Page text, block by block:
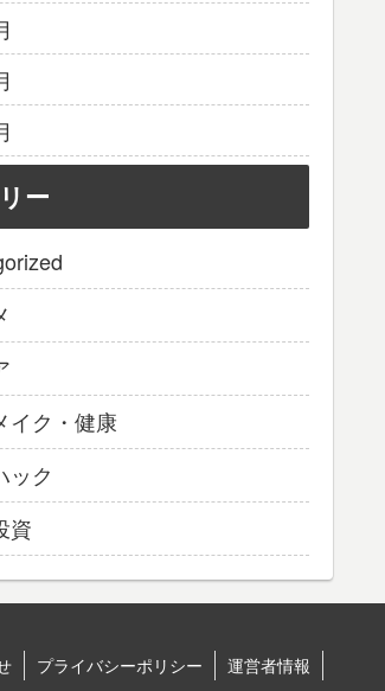
ー
イク・健康
ック
資
プライバシーポリシー 運営者情報